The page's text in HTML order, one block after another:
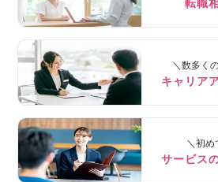
転職
＼数多く
キャリア
＼初め
サービス